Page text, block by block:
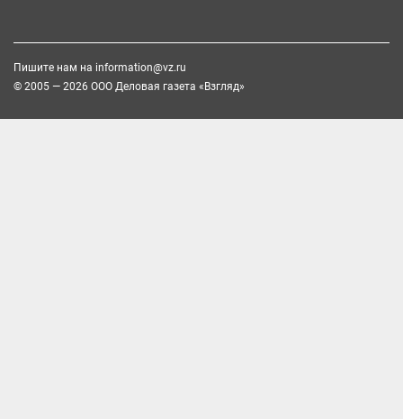
Пишите нам на information@vz.ru
© 2005 — 2026 ООО Деловая газета «Взгляд»